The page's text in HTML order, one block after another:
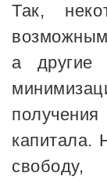
Так,
а
капитала.